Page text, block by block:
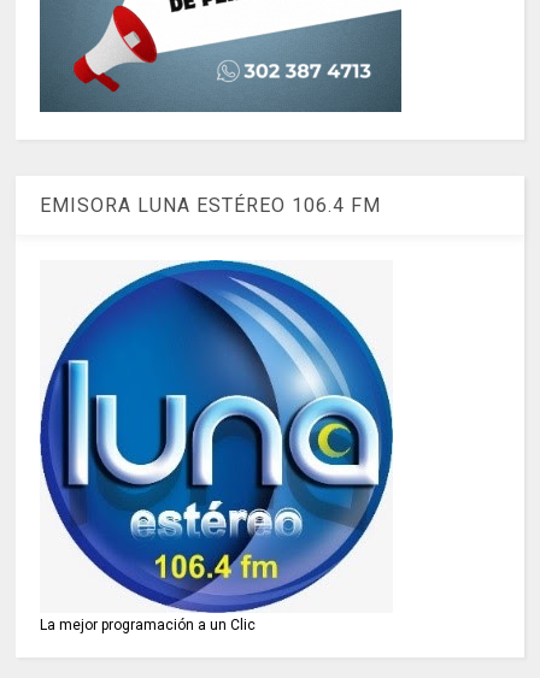
EMISORA LUNA ESTÉREO 106.4 FM
La mejor programación a un Clic